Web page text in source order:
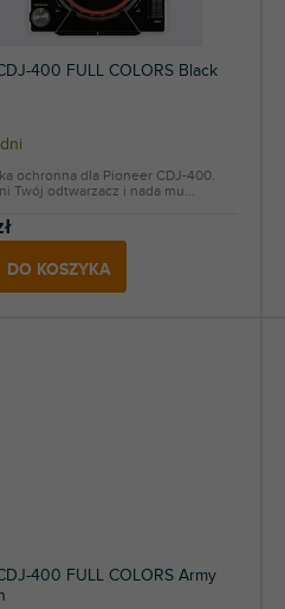
400 FULL COLORS Black
DO KOSZYKA
ochronna dla Pioneer CDJ-400.
Twój odtwarzacz i nada mu...
400 FULL COLORS Army